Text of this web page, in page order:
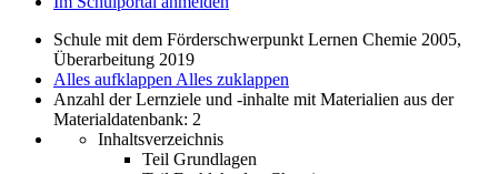
Schule mit dem Förderschwerpunkt Lernen Chemie 2005,
Überarbeitung 2019
Alles aufklappen Alles zuklappen
Anzahl der Lernziele und -inhalte mit Materialien aus der
Materialdatenbank: 2
Inhaltsverzeichnis
Teil Grundlagen